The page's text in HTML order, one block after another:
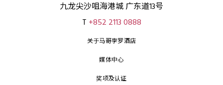
九龙尖沙咀海港城 广东道13号
T +852 2113 0888
关于马哥孛罗酒店
媒体中心
奖项及认证